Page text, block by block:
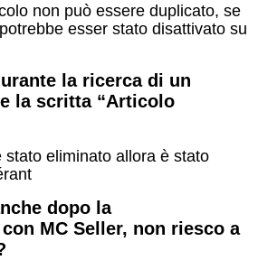
non può essere duplicato, se
esser stato disattivato su
la ricerca di un
la scritta “Articolo
stato eliminato allora è stato
dopo la
MC Seller, non riesco a